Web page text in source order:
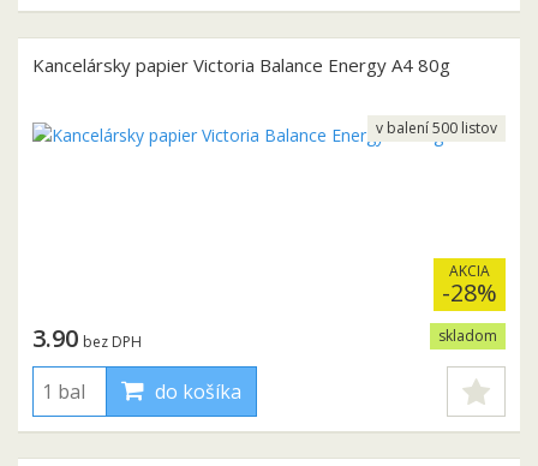
Kancelársky papier Victoria Balance Energy A4 80g
AKCIA
-28%
skladom
3.90 bez DPH
do košíka
v balení 500 listov